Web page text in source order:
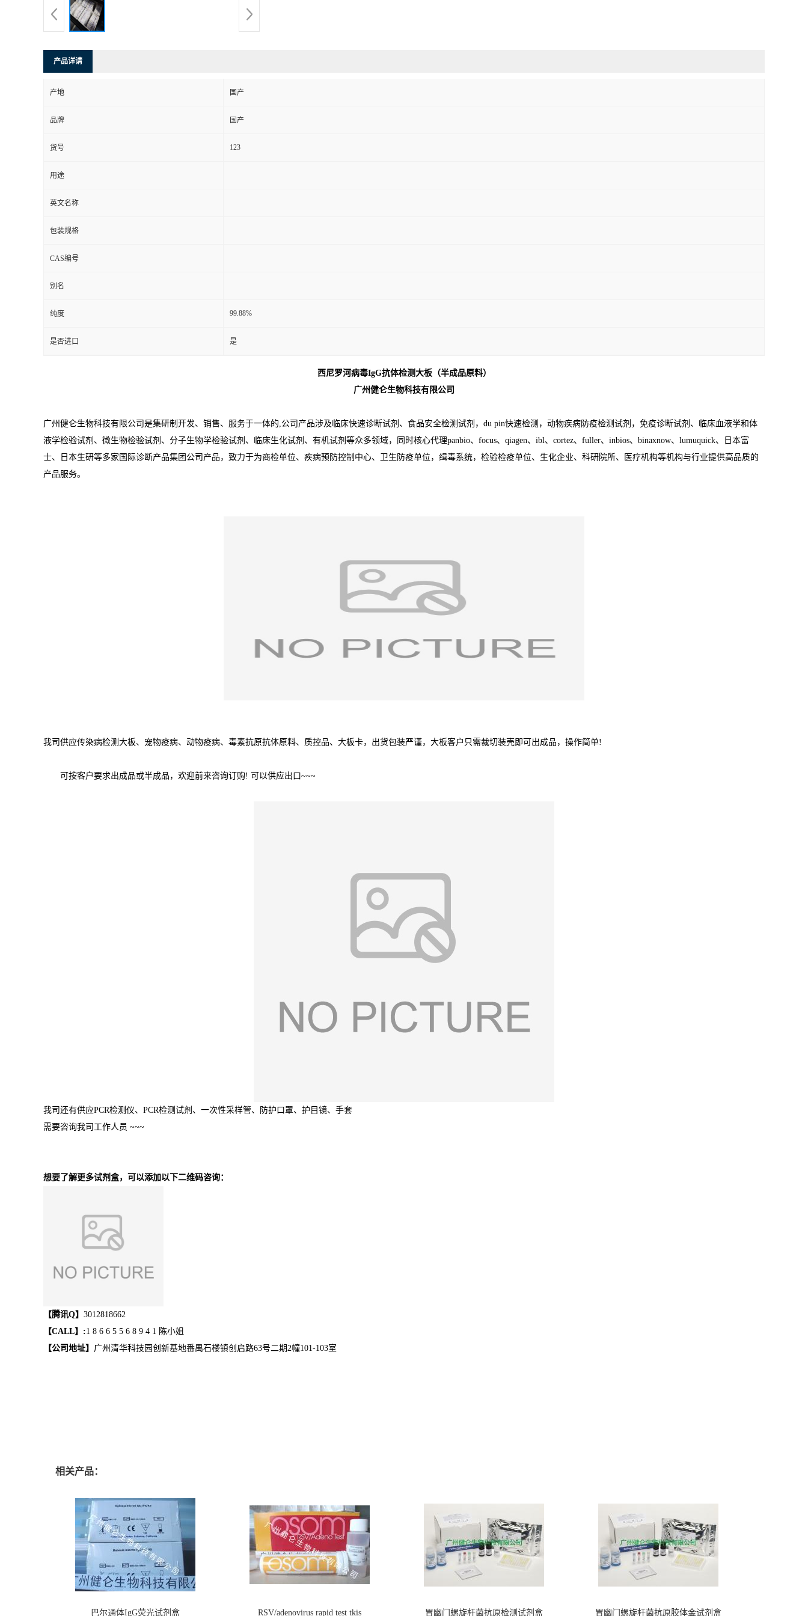
产品详请
产地 国产
品牌 国产
货号 123
用途
英文名称
包装规格
CAS编号
别名
纯度 99.88%
是否进口 是
西尼罗河病毒IgG抗体检测大板（半成品原料）
广州健仑生物科技有限公司
广州健仑生物科技有限公司是集研制开发、销售、服务于一体的,公司产品涉及临床快速诊断试剂、食品安全检测试剂，du pin快速检测，动物疾病防疫检测试剂，免疫诊断试剂、临床血液学和体
液学检验试剂、微生物检验试剂、分子生物学检验试剂、临床生化试剂、有机试剂等众多领域，同时核心代理panbio、focus、qiagen、ibl、cortez、fuller、inbios、binaxnow、lumuquick、日本富
士、日本生研等多家国际诊断产品集团公司产品，致力于为商检单位、疾病预防控制中心、卫生防疫单位，缉毒系统，检验检疫单位、生化企业、科研院所、医疗机构等机构与行业提供高品质的
产品服务。
我司供应传染病检测大板、宠物疫病、动物疫病、毒素抗原抗体原料、质控品、大板卡，出货包装严谨，大板客户只需裁切装壳即可出成品，操作简单!
可按客户要求出成品或半成品，欢迎前来咨询订购! 可以供应出口~~~
我司还有供应PCR检测仪、PCR检测试剂、一次性采样管、防护口罩、护目镜、手套
需要咨询我司工作人员 ~~~
想要了解更多试剂盒，可以添加以下二维码咨询：
【腾讯Q】 3012818662
【CALL】:1 8 6 6 5 5 6 8 9 4 1 陈小姐
【公司地址】 广州清华科技园创新基地番禺石楼镇创启路63号二期2幢101-103室
相关产品：
巴尔通体IgG荧光试剂盒 RSV/adenovirus rapid test tkis 胃幽门螺旋杆菌抗原检测试剂盒 胃幽门螺旋杆菌抗原胶体金试剂盒